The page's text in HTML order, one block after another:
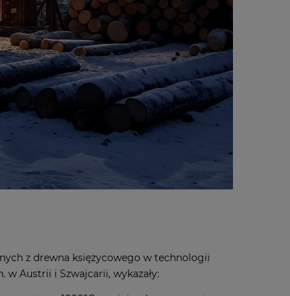
z drewna księżycowego w technologii
w Austrii i Szwajcarii, wykazały: